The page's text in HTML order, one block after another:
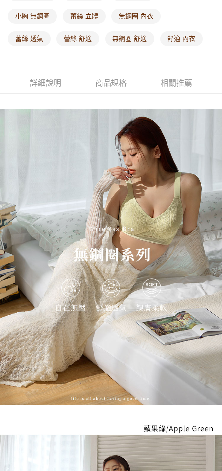
小胸 無鋼圈 蕾絲 立體 無鋼圈 內衣
蕾絲 透氣 蕾絲 舒適 無鋼圈 舒適 舒適 內衣
詳細說明 商品規格 相關推薦